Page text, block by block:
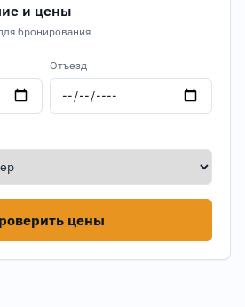
и цены
бронирования
Отъезд
цены